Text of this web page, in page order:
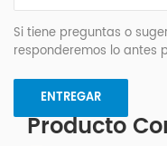
Si tiene preguntas o
responderemos lo antes
Producto